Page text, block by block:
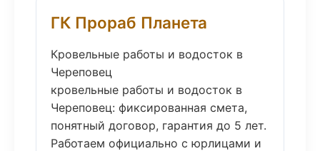
ГК Прораб Планета
Кровельные работы и водосток в
Череповец
кровельные работы и водосток в
Череповец: фиксированная смета,
понятный договор, гарантия до 5 лет.
Работаем официально с юрлицами и